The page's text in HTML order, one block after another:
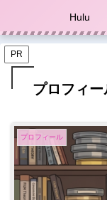
Hulu
PR
プロフィー
プロフィール